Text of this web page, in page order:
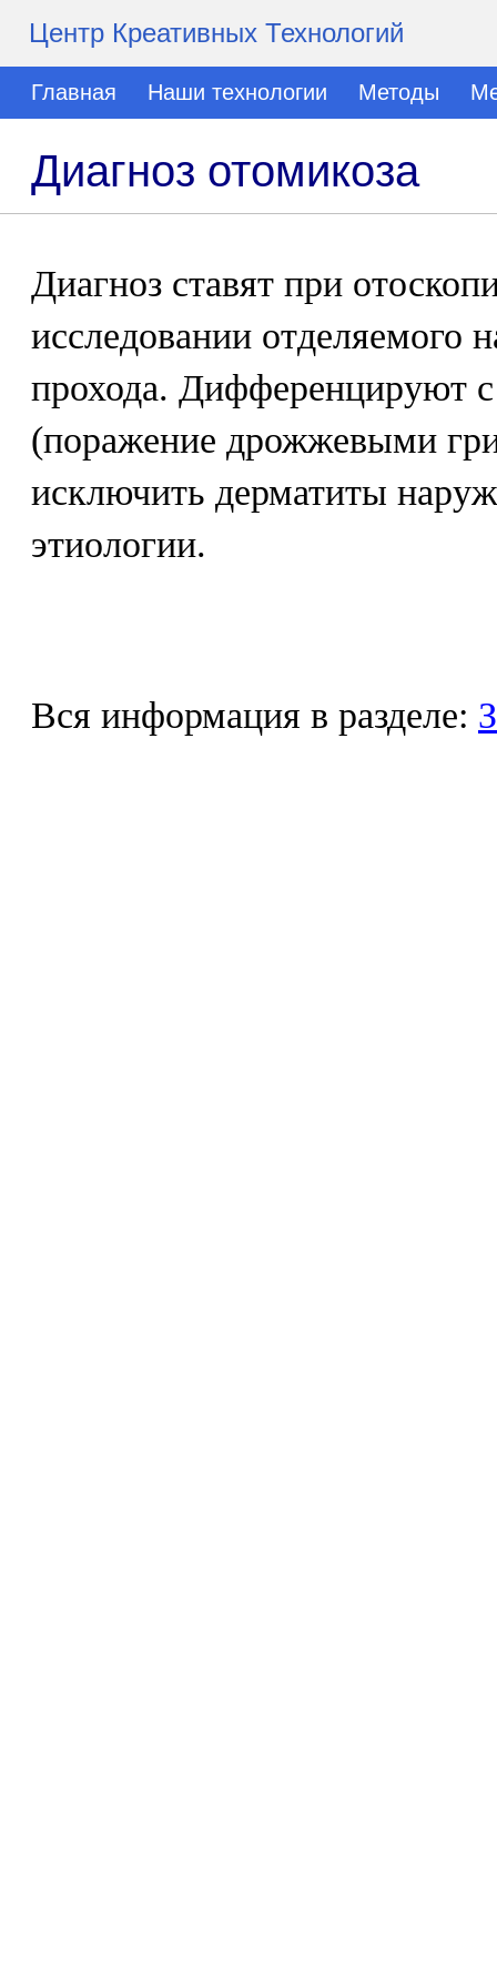
Центр Креативных Технологий
Главная Наши технологии Методы
Диагноз отомикоза
Диагноз ставят при
исследовании отделяемого
прохода. Дифференцируют
(поражение дрожжевыми
исключить дерматиты
этиологии.
Вся информация в разделе: